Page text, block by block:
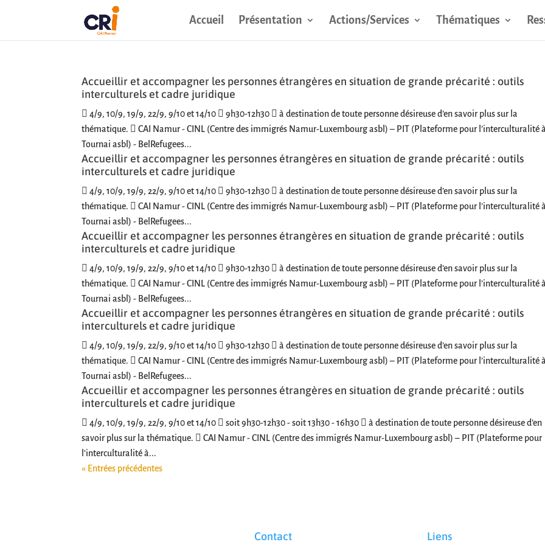
Accueil Présentation Actions/Services Thématiques
Accueillir et accompagner les personnes étrangères en situation de grande précarité : outils
interculturels et cadre juridique
 4/9, 10/9, 19/9, 22/9, 9/10 et 14/10  9h30-12h30  à destination de toute personne désireuse d’en savoir plus sur la
thématique.  CAI Namur - CINL (Centre des immigrés Namur-Luxembourg asbl) – PIT (Plateforme pour l’interculturalité
Tournai asbl) - BelRefugees...
Accueillir et accompagner les personnes étrangères en situation de grande précarité : outils
interculturels et cadre juridique
 4/9, 10/9, 19/9, 22/9, 9/10 et 14/10  9h30-12h30  à destination de toute personne désireuse d’en savoir plus sur la
thématique.  CAI Namur - CINL (Centre des immigrés Namur-Luxembourg asbl) – PIT (Plateforme pour l’interculturalité
Tournai asbl) - BelRefugees...
Accueillir et accompagner les personnes étrangères en situation de grande précarité : outils
interculturels et cadre juridique
 4/9, 10/9, 19/9, 22/9, 9/10 et 14/10  9h30-12h30  à destination de toute personne désireuse d’en savoir plus sur la
thématique.  CAI Namur - CINL (Centre des immigrés Namur-Luxembourg asbl) – PIT (Plateforme pour l’interculturalité
Tournai asbl) - BelRefugees...
Accueillir et accompagner les personnes étrangères en situation de grande précarité : outils
interculturels et cadre juridique
 4/9, 10/9, 19/9, 22/9, 9/10 et 14/10  9h30-12h30  à destination de toute personne désireuse d’en savoir plus sur la
thématique.  CAI Namur - CINL (Centre des immigrés Namur-Luxembourg asbl) – PIT (Plateforme pour l’interculturalité
Tournai asbl) - BelRefugees...
Accueillir et accompagner les personnes étrangères en situation de grande précarité : outils
interculturels et cadre juridique
 4/9, 10/9, 19/9, 22/9, 9/10 et 14/10  soit 9h30-12h30 - soit 13h30 - 16h30  à destination de toute personne désireuse d’en
savoir plus sur la thématique.  CAI Namur - CINL (Centre des immigrés Namur-Luxembourg asbl) – PIT (Plateforme pour
l’interculturalité à...
« Entrées précédentes
Contact Liens